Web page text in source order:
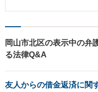
用通知をすることにより、法律
けた法律事務所が督促状を送っ
にかかっているので放置してい
り、電話をかけてきたり、訴訟
なければならなくなってしまい
時効になっていない場合もあり
時効援用通知を送りさえすれば
岡山市北区の表示中の弁
る法律Q&A
友人からの借金返済に関